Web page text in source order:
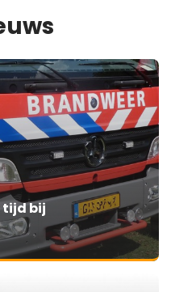
tijd bij